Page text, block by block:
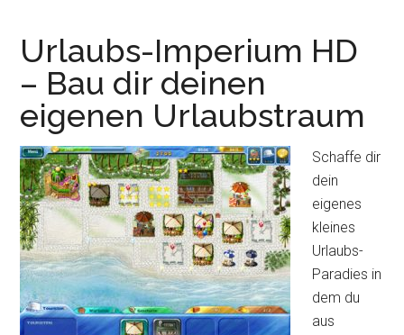
Urlaubs-Imperium HD
– Bau dir deinen
eigenen Urlaubstraum
Schaffe dir
dein
eigenes
kleines
Urlaubs-
Paradies in
dem du
aus